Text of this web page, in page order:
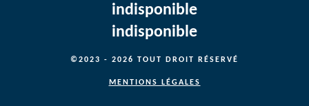
indisponible
indisponible
©2023 - 2026 TOUT DROIT RÉSERVÉ
MENTIONS LÉGALES